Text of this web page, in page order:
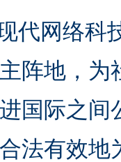
代网络科
阵地，
国际之
法有效地